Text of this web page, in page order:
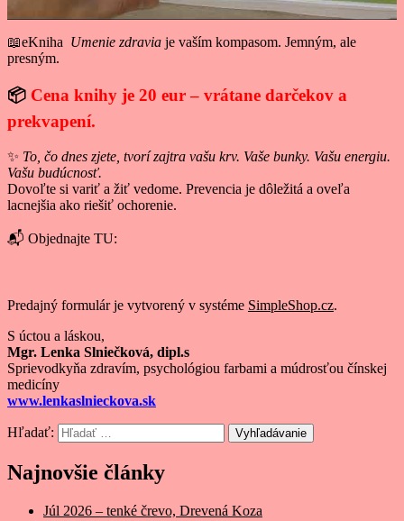
📖eKniha Umenie zdravia je vaším kompasom. Jemným, ale
presným.
📦 Cena knihy je 20 eur – vrátane darčekov a
prekvapení.
✨ To, čo dnes zjete, tvorí zajtra vašu krv. Vaše bunky. Vašu energiu.
Vašu budúcnosť.
Dovoľte si variť a žiť vedome. Prevencia je dôležitá a oveľa
lacnejšia ako riešiť ochorenie.
📬 Objednajte TU:
Predajný formulár je vytvorený v systéme SimpleShop.cz.
S úctou a láskou,
Mgr. Lenka Slniečková, dipl.s
Sprievodkyňa zdravím, psychológiou farbami a múdrosťou čínskej
medicíny
www.lenkaslnieckova.sk
Hľadať: Vyhľadávanie
Najnovšie články
Júl 2026 – tenké črevo, Drevená Koza